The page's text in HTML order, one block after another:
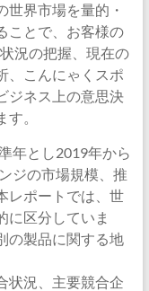
世界市場を量的・
ことで、お客様の
況の把握、現在の
、こんにゃくスポ
ジネス上の意思決
。
年とし2019年から
ジの市場規模、推
レポートでは、世
に区分していま
の製品に関する地
状況、主要競合企